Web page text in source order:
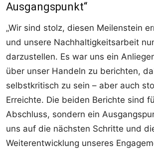
Ausgangspunkt“
„Wir sind stolz, diesen Meilenstein
und unsere Nachhaltigkeitsarbeit
darzustellen. Es war uns ein
über unser Handeln zu berichten,
selbstkritisch zu sein – aber auch
Erreichte. Die beiden Berichte sind
Abschluss, sondern ein
uns auf die nächsten Schritte und
Weiterentwicklung unseres